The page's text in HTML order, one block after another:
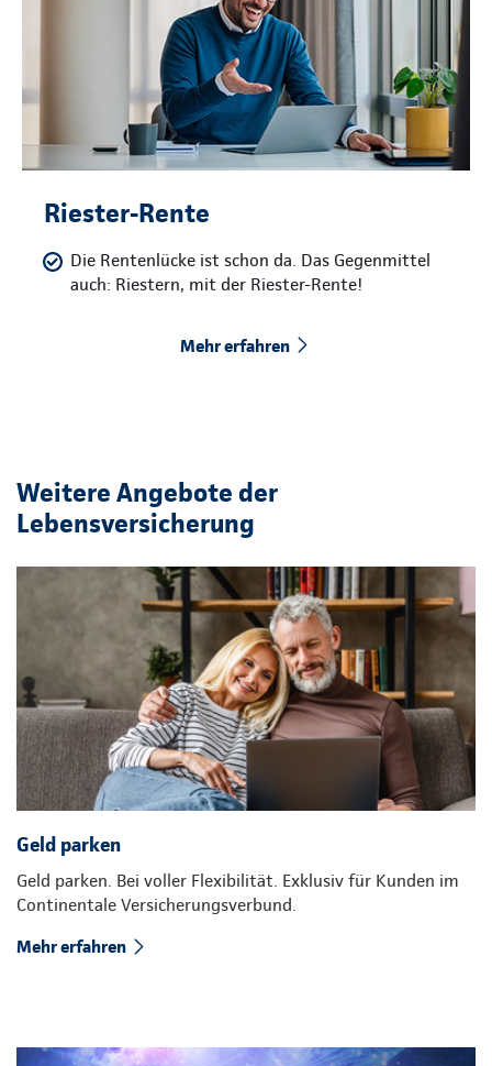
Riester-Rente
Die Rentenlücke ist schon da. Das Gegenmittel
auch: Riestern, mit der Riester-Rente!
Mehr erfahren
Weitere Angebote der
Lebensversicherung
Geld parken
Geld parken. Bei voller Flexibilität. Exklusiv für Kunden im
Continentale Versicherungsverbund.
Mehr erfahren